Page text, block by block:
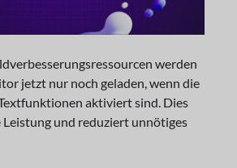
werden
jetzt nur noch geladen, wenn die
aktiviert sind. Dies
Leistung und reduziert unnötiges